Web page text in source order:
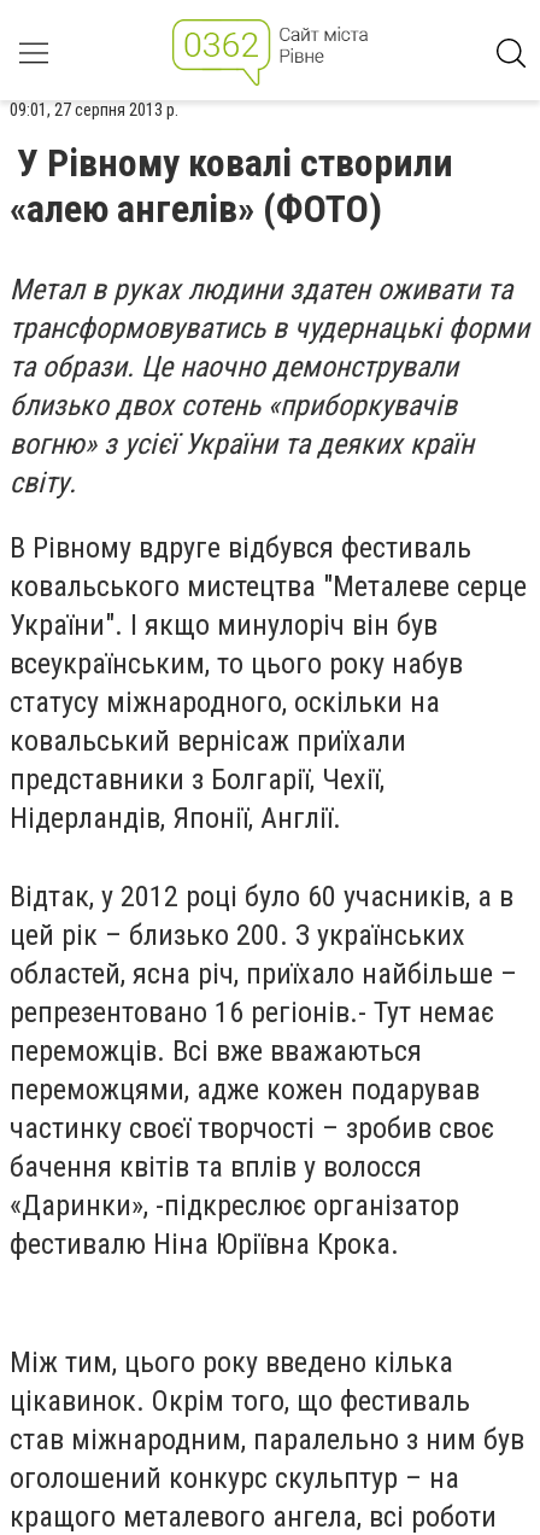
09:01, 27 серпня 2013 р.
У Рівному ковалі створили
«алею ангелів» (ФОТО)
Метал в руках людини здатен оживати та
трансформовуватись в чудернацькі форми
та образи. Це наочно демонстрували
близько двох сотень «приборкувачів
вогню» з усієї України та деяких країн
світу.
В Рівному вдруге відбувся фестиваль
ковальського мистецтва "Металеве серце
України". І якщо минулоріч він був
всеукраїнським, то цього року набув
статусу міжнародного, оскільки на
ковальський вернісаж приїхали
представники з Болгарії, Чехії,
Нідерландів, Японії, Англії.
Відтак, у 2012 році було 60 учасників, а в
цей рік – близько 200. З українських
областей, ясна річ, приїхало найбільше –
репрезентовано 16 регіонів.- Тут немає
переможців. Всі вже вважаються
переможцями, адже кожен подарував
частинку своєї творчості – зробив своє
бачення квітів та вплів у волосся
«Даринки», -підкреслює організатор
фестивалю Ніна Юріївна Крока.
Між тим, цього року введено кілька
цікавинок. Окрім того, що фестиваль
став міжнародним, паралельно з ним був
оголошений конкурс скульптур – на
кращого металевого ангела, всі роботи